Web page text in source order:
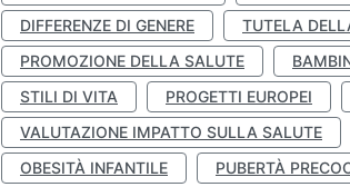
DIFFERENZE DI GENERE
TUTELA
PROMOZIONE DELLA SALUTE
STILI DI VITA
PROGETTI EUROPEI
VALUTAZIONE IMPATTO SULLA SALUTE
OBESITÀ INFANTILE
PUBERTÀ